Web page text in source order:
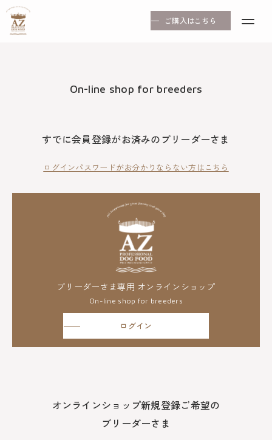
ご購入はこちら
On-line shop for breeders
すでに会員登録がお済みのブリーダーさま
ログインパスワードがお分かりならない方はこちら
ブリーダーさま専用 オンラインショップ
On-line shop for breeders
ログイン
オンラインショップ新規登録ご希望の
ブリーダーさま